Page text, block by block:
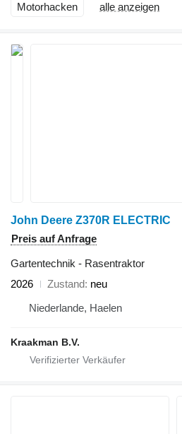
Motorhacken alle anzeigen
John Deere Z370R ELECTRIC
Preis auf Anfrage
Gartentechnik - Rasentraktor
2026
Zustand neu
Niederlande, Haelen
Kraakman B.V.